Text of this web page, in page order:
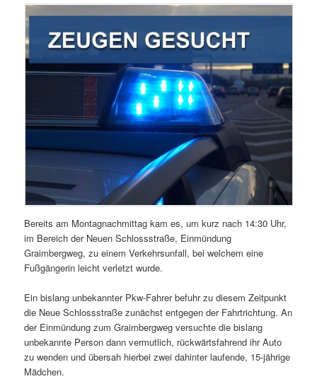
Bereits am Montagnachmittag kam es, um kurz nach 14:30 Uhr,
im Bereich der Neuen Schlossstraße, Einmündung
Graimbergweg, zu einem Verkehrsunfall, bei welchem eine
Fußgängerin leicht verletzt wurde.
Ein bislang unbekannter Pkw-Fahrer befuhr zu diesem Zeitpunkt
die Neue Schlossstraße zunächst entgegen der Fahrtrichtung. An
der Einmündung zum Graimbergweg versuchte die bislang
unbekannte Person dann vermutlich, rückwärtsfahrend ihr Auto
zu wenden und übersah hierbei zwei dahinter laufende, 15-jährige
Mädchen.